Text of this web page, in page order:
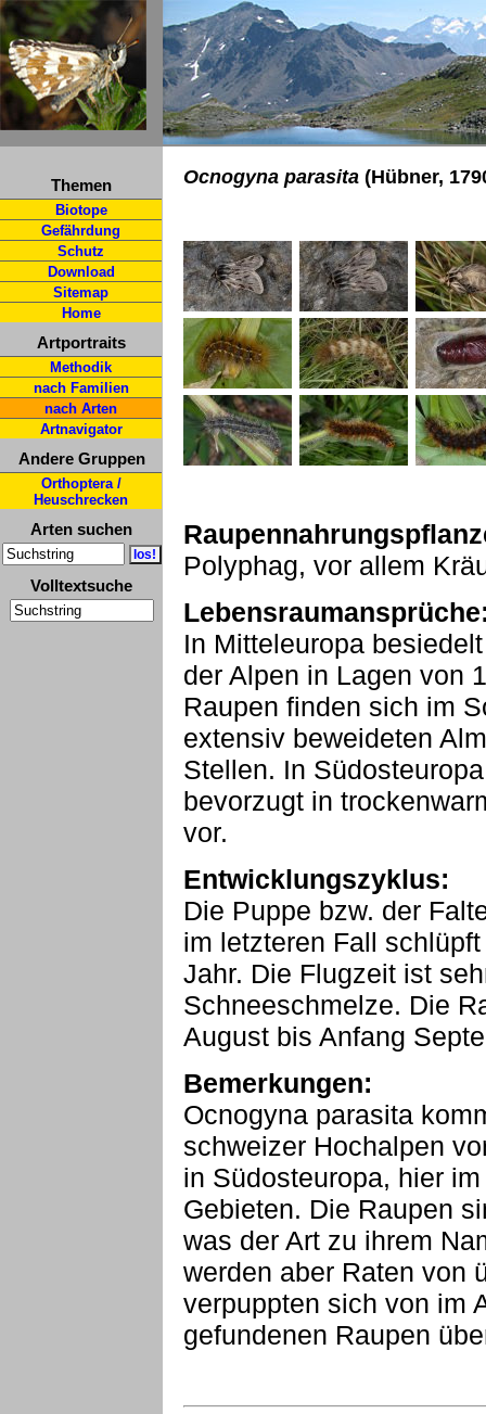
Themen
Biotope
Gefährdung
Schutz
Download
Sitemap
Home
Artportraits
Methodik
nach Familien
nach Arten
Artnavigator
Andere Gruppen
Orthoptera /
Heuschrecken
Arten suchen
Volltextsuche
Ocnogyna parasita (Hübner,
Polyphag, vor allem
In Mitteleuropa
der Alpen in Lagen von
Raupen finden sich im
extensiv beweideten
Stellen. In
bevorzugt in
vor.
Entwicklungszyklus:
Die Puppe bzw. der
im letzteren Fall
Jahr. Die Flugzeit ist
Schneeschmelze. Die
August bis Anfang
Bemerkungen:
Ocnogyna parasita
schweizer Hochalpen
in Südosteuropa, hier
Gebieten. Die Raupen
was der Art zu ihrem
werden aber Raten von
verpuppten sich von im
gefundenen Raupen